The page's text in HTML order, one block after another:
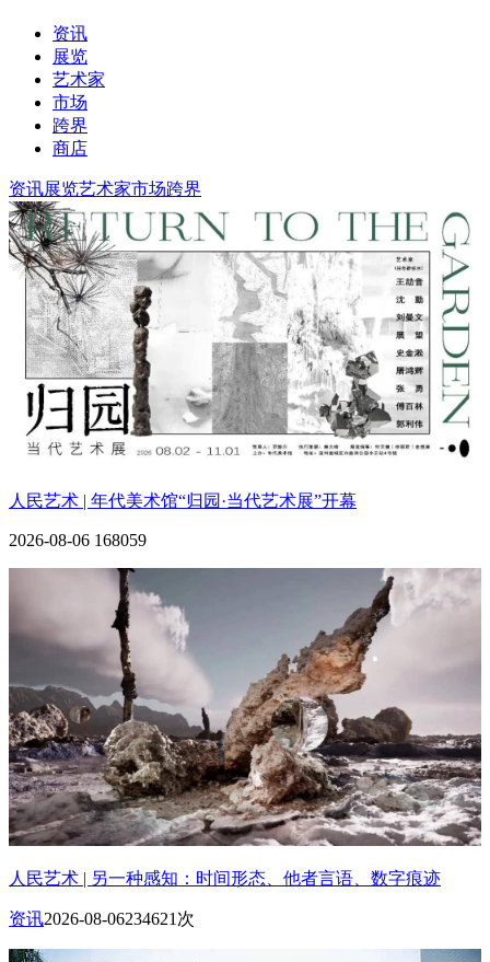
资讯
展览
艺术家
市场
跨界
商店
资讯展览艺术家市场跨界
人民艺术 | 年代美术馆“归园·当代艺术展”开幕
2026-08-06 168059
人民艺术 | 另一种感知：时间形态、他者言语、数字痕迹
资讯2026-08-06234621次